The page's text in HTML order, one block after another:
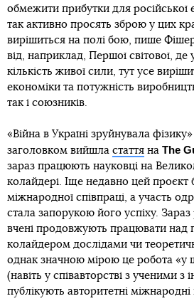
обмежити прибутки для російської
так активно просять зброю у цих
вирішиться на полі бою, пише
від, наприклад, Першої світової, де
кількість живої сили, тут усе
економіки та потужність
так і союзників.
«Війна в Україні зруйнувала
заголовком вийшла стаття на The
зараз працюють науковці на
колайдері. Іще недавно цей
міжнародної співпраці, а участь
стала запорукою його успіху. Зараз
вчені продовжують працювати над
колайдером дослідами чи
однак значною мірою це робота «у
(навіть у співавторстві з ученими з
публікують авторитетні міжнародні